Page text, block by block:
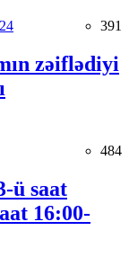
391
zəiflədiyi
484
ü saat
16:00-